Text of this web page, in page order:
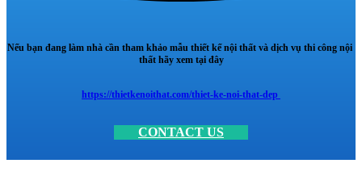
Nếu bạn đang làm nhà cần tham khảo mẫu thiết kế nội thất và dịch vụ thi công nội
thất hãy xem tại đây
https://thietkenoithat.com/thiet-ke-noi-that-dep
CONTACT US